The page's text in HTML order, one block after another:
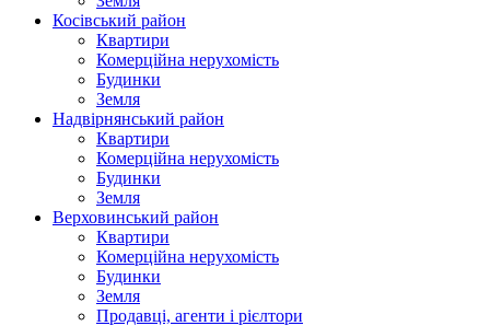
Косівський район
Квартири
Комерційна нерухомість
Будинки
Земля
Надвірнянський район
Квартири
Комерційна нерухомість
Будинки
Земля
Верховинський район
Квартири
Комерційна нерухомість
Будинки
Земля
Продавці, агенти і рієлтори